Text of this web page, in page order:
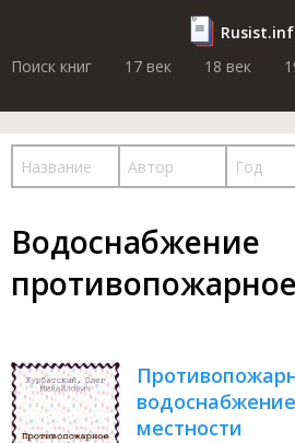
Поиск книг
17 век 18 век
Водоснабжение
противопожарное
местности